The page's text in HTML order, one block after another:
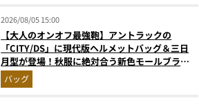
2026/08/05 15:00
【大人のオンオフ最強鞄】アントラックの
「CITY/DS」に現代版ヘルメットバッグ＆三日
月型が登場！秋服に絶対合う新色モールブラウ
ンが傑作
バッグ